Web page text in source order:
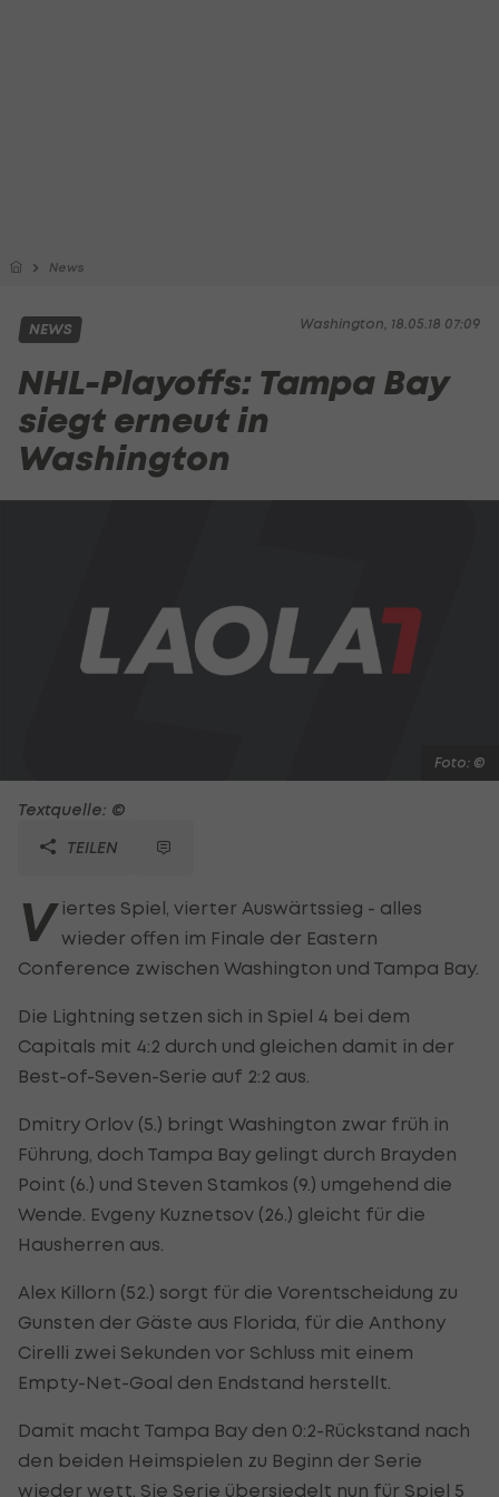
News
Washington, 18.05.18 07:09
NEWS
NHL-Playoffs: Tampa Bay
siegt erneut in
Washington
Foto: ©
Textquelle: ©
TEILEN
V iertes Spiel, vierter Auswärtssieg - alles
wieder offen im Finale der Eastern
Conference zwischen Washington und Tampa Bay.
Die Lightning setzen sich in Spiel 4 bei dem
Capitals mit 4:2 durch und gleichen damit in der
Best-of-Seven-Serie auf 2:2 aus.
Dmitry Orlov (5.) bringt Washington zwar früh in
Führung, doch Tampa Bay gelingt durch Brayden
Point (6.) und Steven Stamkos (9.) umgehend die
Wende. Evgeny Kuznetsov (26.) gleicht für die
Hausherren aus.
Alex Killorn (52.) sorgt für die Vorentscheidung zu
Gunsten der Gäste aus Florida, für die Anthony
Cirelli zwei Sekunden vor Schluss mit einem
Empty-Net-Goal den Endstand herstellt.
Damit macht Tampa Bay den 0:2-Rückstand nach
den beiden Heimspielen zu Beginn der Serie
wieder wett. Sie Serie übersiedelt nun für Spiel 5